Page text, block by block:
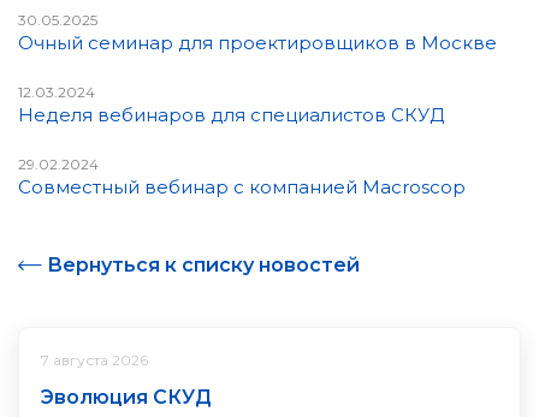
30.05.2025
Очный семинар для проектировщиков в Москве
12.03.2024
Неделя вебинаров для специалистов СКУД
29.02.2024
Совместный вебинар с компанией Macroscop
Вернуться к списку новостей
7 августа 2026
Эволюция СКУД